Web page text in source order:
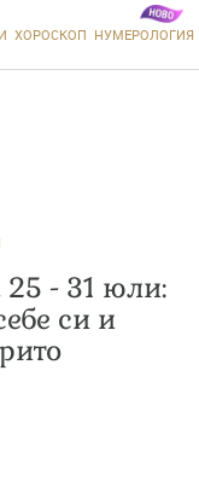
ХОРОСКОП НУМЕРОЛОГИЯ
- 31 юли:
си и